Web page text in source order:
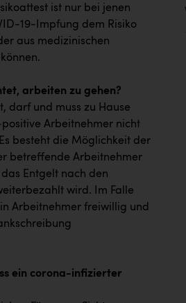
ist nur bei jenen
19-Impfung dem Risiko
aus medizinischen
arbeiten zu gehen?
darf und muss zu Hause
Arbeitnehmer nicht
besteht die Möglichkeit der
betreffende Arbeitnehmer
Entgelt nach den
wird. Im Falle
Arbeitnehmer freiwillig und
ein corona-infizierter